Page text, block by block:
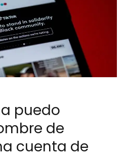
puedo
de
cuenta de